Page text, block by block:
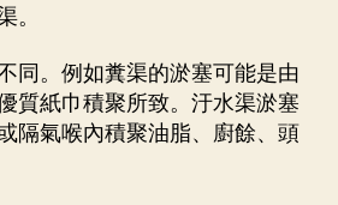
。
同。例如糞渠的淤塞可能是由
質紙巾積聚所致。汙水渠淤塞
隔氣喉內積聚油脂、廚餘、頭